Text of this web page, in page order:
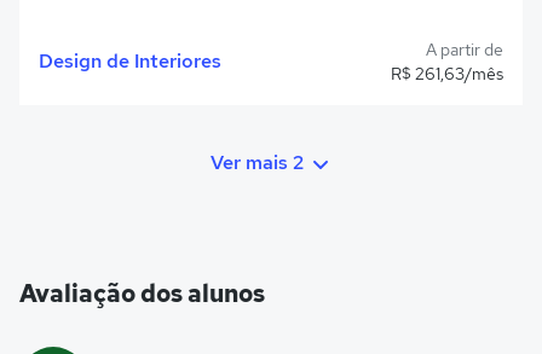
Design de Interiores
A partir de
R$ 261,63/mês
Ver mais 2
Avaliação dos alunos